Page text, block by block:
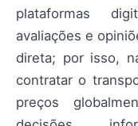
plataformas
avaliações e
direta; por isso,
contratar o
preços